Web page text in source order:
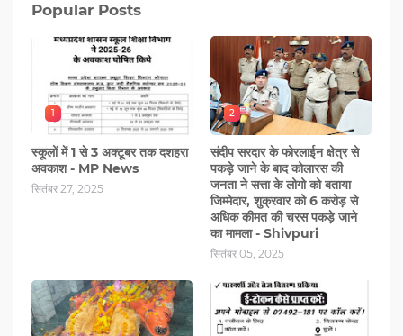
Popular Posts
1
स्कूलों में 1 से 3 अक्टूबर तक दशहरा
अवकाश - MP News
सितंबर 27, 2025
2
संदीप सरदार के फोरलाईन क्षेत्र से
पकड़े जाने के बाद कोलारस की
जनता ने सत्ता के लोगो को बताया
जिम्मेदार, शुक्रवार को 6 करोड़ से
अधिक कीमत की चरस पकड़े जाने
का मामला - Shivpuri
सितंबर 05, 2025